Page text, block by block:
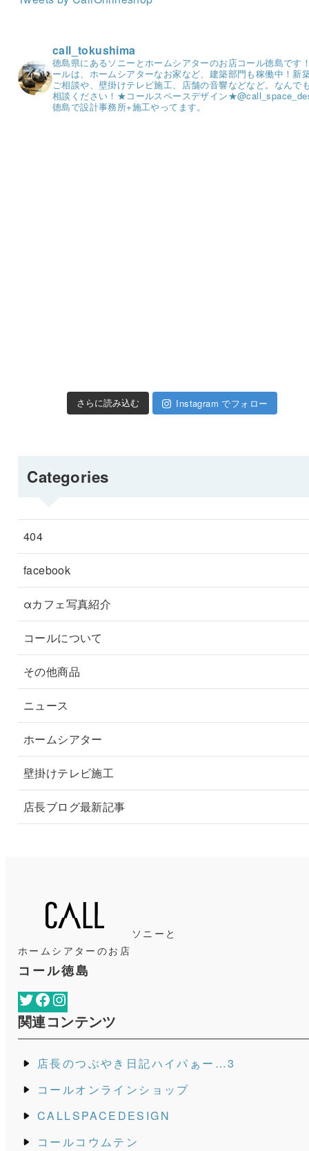
call_tokushima
徳島県にあるソニーとホームシアターのお店コール徳島です
ールは、ホームシアターなお家など、建築部門も稼働中！ 新
ご相談や、壁掛けテレビ施工、店舗の音響などなど。 なんで
相談ください！ ★コールスペースデザイン★
徳島で設計事務所+施工やってます。
さらに読み込む Instagram でフォロー
Categories
404
facebook
αカフェ写真紹介
コールについて
その他商品
ニュース
ホームシアター
壁掛けテレビ施工
店長ブログ最新記事
ソニーと
ホームシアターのお店
コール徳島
TwitterFacebook
関連コンテンツ
店長のつぶやき日記ハイパぁー…3
コールオンラインショップ
CALLSPACEDESIGN
コールコウムテン